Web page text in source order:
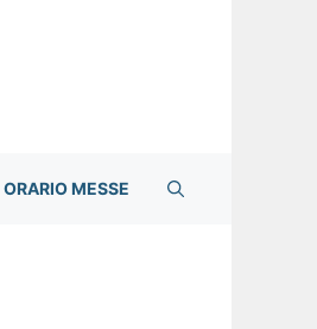
ORARIO MESSE